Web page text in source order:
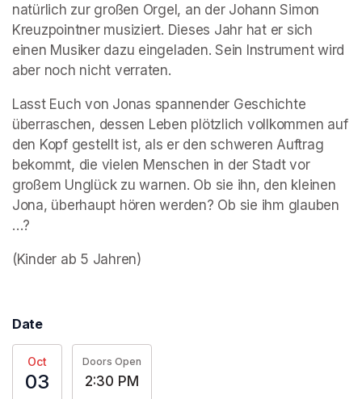
natürlich zur großen Orgel, an der Johann Simon
Kreuzpointner musiziert. Dieses Jahr hat er sich
einen Musiker dazu eingeladen. Sein Instrument wird
aber noch nicht verraten.
Lasst Euch von Jonas spannender Geschichte
überraschen, dessen Leben plötzlich vollkommen auf
den Kopf gestellt ist, als er den schweren Auftrag
bekommt, die vielen Menschen in der Stadt vor
großem Unglück zu warnen. Ob sie ihn, den kleinen
Jona, überhaupt hören werden? Ob sie ihm glauben
…?
(Kinder ab 5 Jahren)
Date
Oct
03
Doors Open
2:30 PM